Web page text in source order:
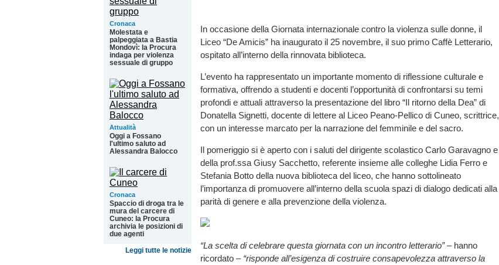
Cronaca
Molestata e
palpeggiata a Bastia
Mondovì: la Procura
indaga per violenza
sessuale di gruppo
Attualità
Oggi a Fossano
l'ultimo saluto ad
Alessandra Balocco
Cronaca
Spaccio di droga tra le
mura del carcere di
Cuneo: la Procura
archivia le posizioni di
due agenti
Leggi tutte le notizie
In occasione della Giornata internazionale contro la violenza sulle donne, il
Liceo “De Amicis” ha inaugurato il 25 novembre, il suo primo Caffè Letterario,
ospitato all’interno della rinnovata biblioteca.
L’evento ha rappresentato un importante momento di riflessione culturale e
formativa, offrendo a studenti e docenti l’opportunità di confrontarsi su temi
profondi e attuali attraverso la presentazione del libro “Il ritorno della Dea” di
Donatella Signetti, docente di lettere al Liceo Peano-Pellico di Cuneo, scrittrice,
con un interesse marcato per la narrazione del femminile e del sacro.
Il pomeriggio si è aperto con i saluti del dirigente scolastico Carlo Garavagno e
della prof.ssa Giusy Sacchetto, referente insieme alle colleghe Lidia Ferro e
Stefania Botto della nuova biblioteca del liceo, che hanno sottolineato
l’importanza di promuovere all’interno della scuola spazi di dialogo dedicati alla
parità di genere e alla prevenzione della violenza.
“La scelta di celebrare questa giornata con un incontro letterario”– hanno
ricordato – “risponde all’esigenza di costruire consapevolezza attraverso la